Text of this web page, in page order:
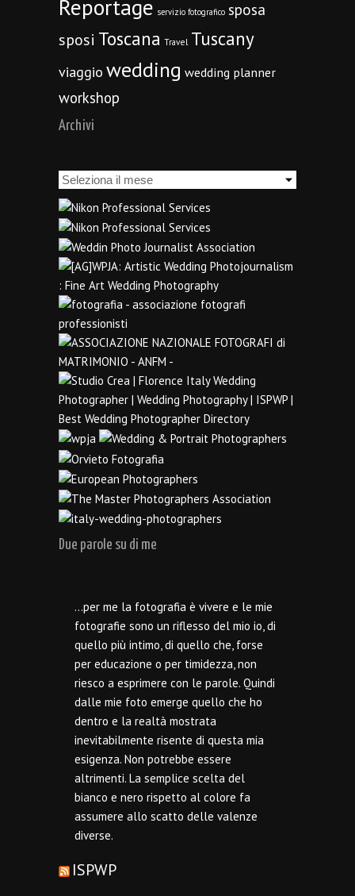
Reportage servizio fotografico sposa
sposi Toscana Travel Tuscany
viaggio wedding wedding planner
workshop
Archivi
Archivi
Due parole su di me
…per me la fotografia è vivere e le mie
fotografie sono un riflesso del mio io, di
quello più intimo, di quello che, forse
per educazione o per timidezza, non
riesco a esprimere con le parole. Quindi
dalle mie foto emerge quello che ho
dentro e la realtà mostrata
inevitabilmente risente di questa mia
esigenza. Non potrebbe essere
altrimenti. La semplice scelta del
bianco e nero rispetto al colore fa
assumere allo scatto delle valenze
diverse.
ISPWP